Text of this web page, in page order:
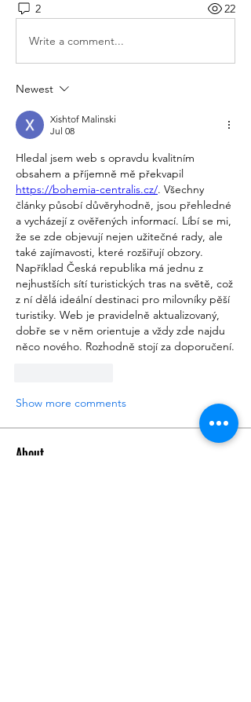
2 22
Write a comment...
Newest
Xishtof Malinski
Jul 08
Hledal jsem web s opravdu kvalitním
https://bohemia-centralis.cz/. Všechny
články působí důvěryhodně, jsou přehledné
a vycházejí z ověřených informací. Líbí se mi,
že se zde objevují nejen užitečné rady, ale
také zajímavosti, které rozšiřují obzory.
Například Česká republika má jednu z
nejhustších sítí turistických tras na světě, což
z ní dělá ideální destinaci pro milovníky pěší
turistiky. Web je pravidelně aktualizovaný,
dobře se v něm orientuje a vždy zde najdu
něco nového. Rozhodně stojí za doporučení.
Show more comments
About